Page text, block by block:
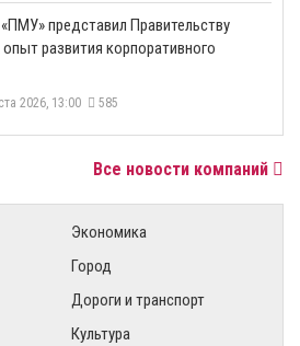
представил Правительству
опыт развития корпоративного
2026, 13:00 585
Все новости компаний
Экономика
Город
Дороги и транспорт
Культура